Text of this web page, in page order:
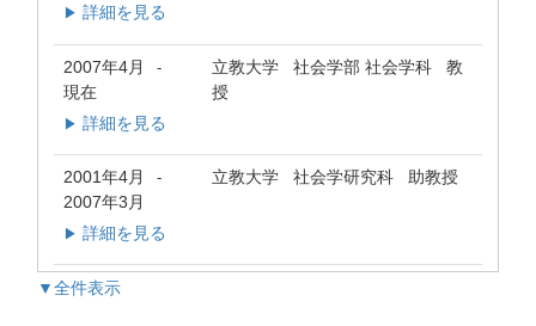
▶ 詳細を見る
2007年4月 -
現在
立教大学 社会学部 社会学科 教
授
▶ 詳細を見る
2001年4月 -
2007年3月
立教大学 社会学研究科 助教授
▶ 詳細を見る
▼全件表示